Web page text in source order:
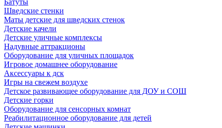
Батуты
Шведские стенки
Маты детские для шведских стенок
Детские качели
Детские уличные комплексы
Надувные аттракционы
Оборудование для уличных площадок
Игровое домашнее оборудование
Аксессуары к дск
Игры на свежем воздухе
Детское развивающее оборудование для ДОУ и СОШ
Детские горки
Оборудование для сенсорных комнат
Реабилитационное оборудование для детей